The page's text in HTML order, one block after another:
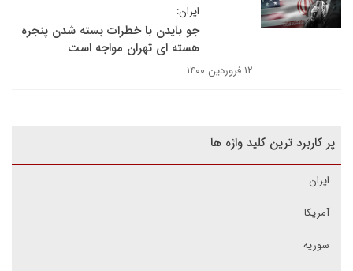
ایران: ​​​​​​​
جو بایدن با خطرات بسته شدن پنجره
هسته ای تهران مواجه است
۱۲ فروردین ۱۴۰۰
پر کاربرد ترین کلید واژه ها
ایران
آمریکا
سوریه